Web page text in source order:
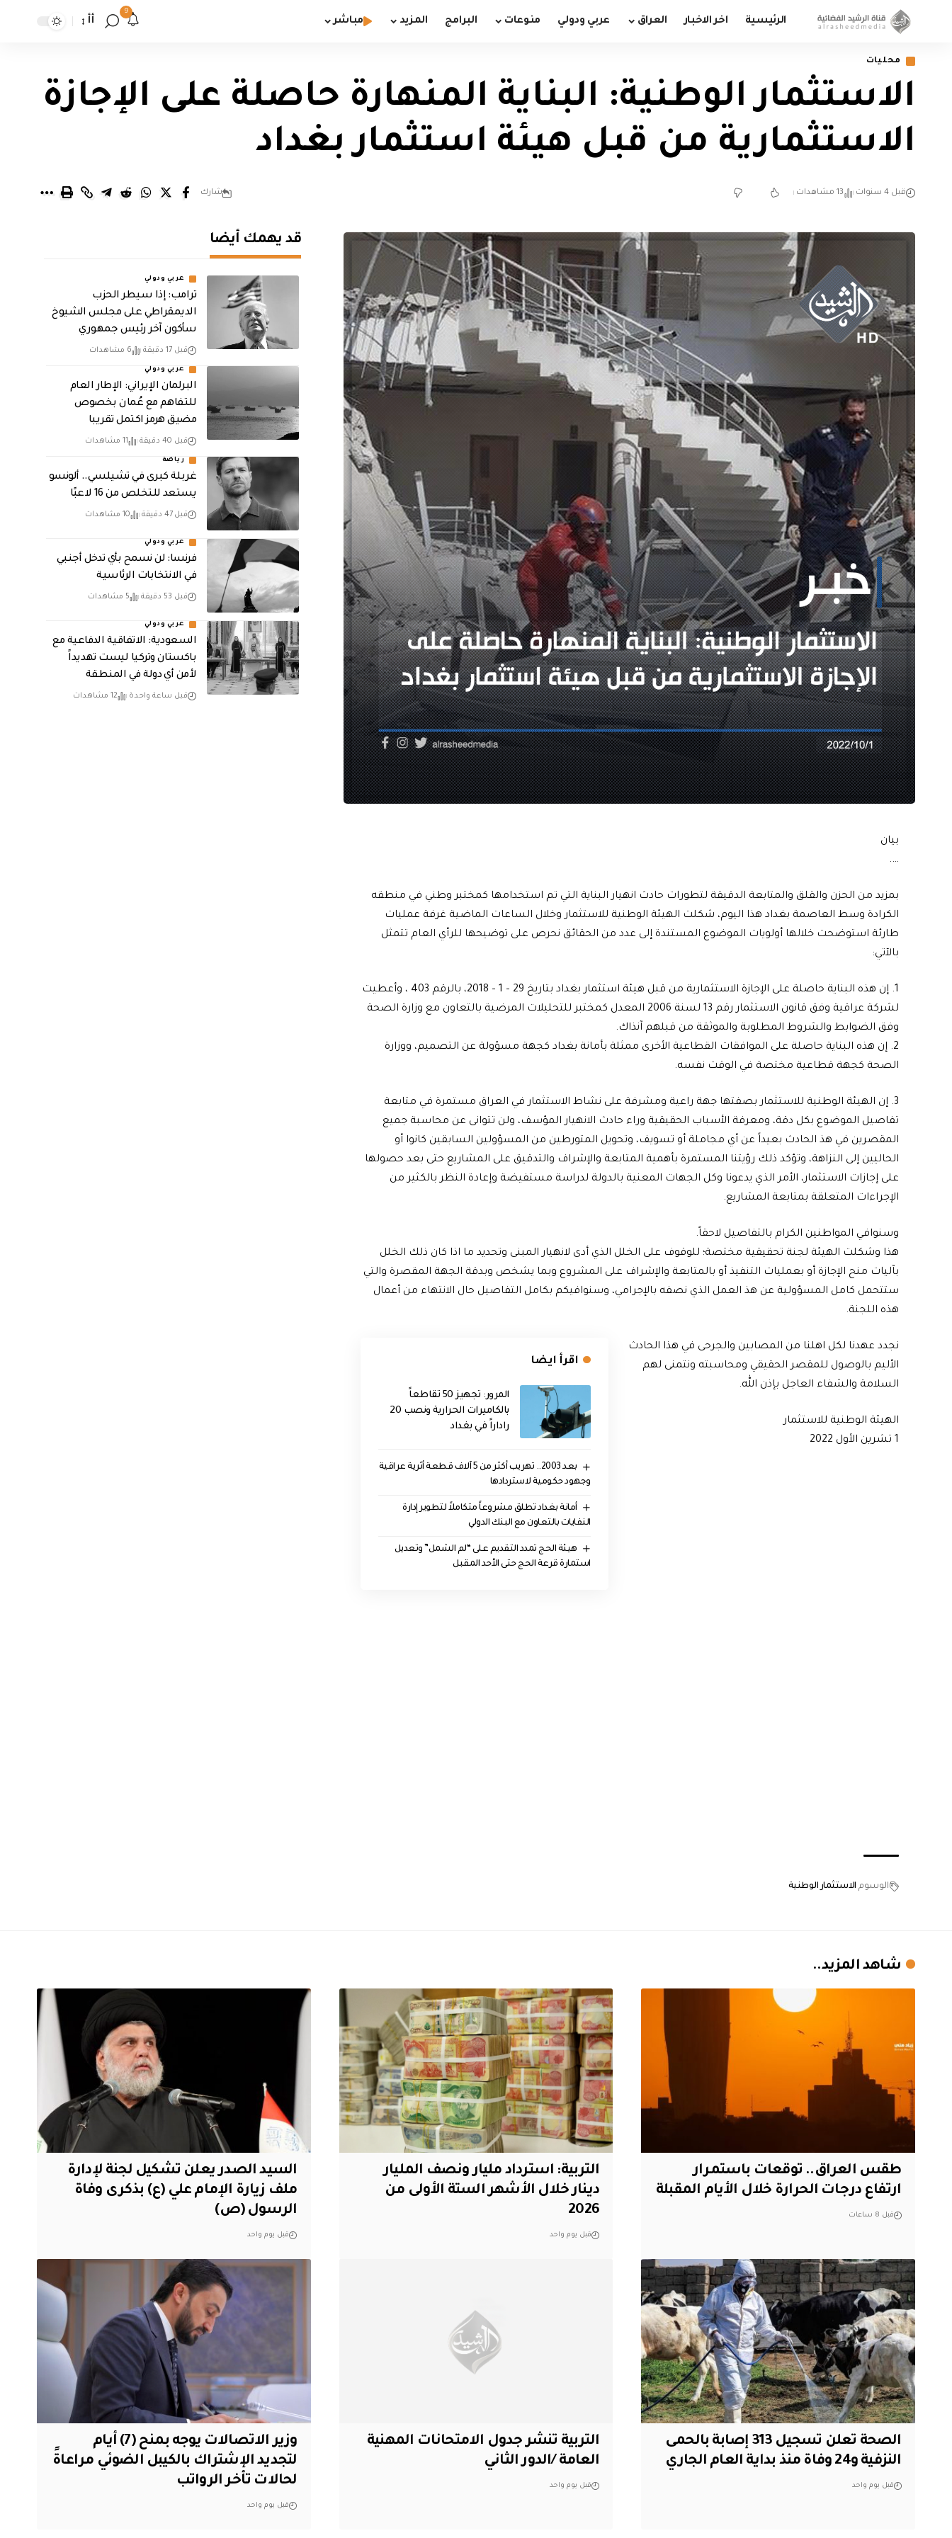
الرئيسية اخر الاخبار العراق عربي ودولي منوعات البرامج المزيد مباشر
9
أأ
محليات
الاستثمار الوطنية: البناية المنهارة حاصلة على الإجازة
الاستثمارية من قبل هيئة استثمار بغداد
قبل 4 سنوات 13 مشاهدات شارك
بيان
….
بمزيد من الحزن والقلق والمتابعة الدقيقة لتطورات حادث انهيار البناية التي تم استخدامها كمختبر وطني في منطقه
الكرادة وسط العاصمة بغداد هذا اليوم، شكلت الهيئة الوطنية للاستثمار وخلال الساعات الماضية غرفة عمليات
طارئة استوضحت خلالها أولويات الموضوع المستندة إلى عدد من الحقائق نحرص على توضيحها للرأي العام تتمثل
بالآتي:
1. إن هذه البناية حاصلة على الإجازة الاستثمارية من قبل هيئة استثمار بغداد بتاريخ 29 – 1 – 2018، بالرقم 403 ، وأعطيت
لشركة عراقية وفق قانون الاستثمار رقم 13 لسنة 2006 المعدل كمختبر للتحليلات المرضية بالتعاون مع وزارة الصحة
وفق الضوابط والشروط المطلوبة والموثقة من قبلهم آنذاك.
2. إن هذه البناية حاصلة على الموافقات القطاعية الأخرى ممثلة بأمانة بغداد كجهة مسؤولة عن التصميم، ووزارة
الصحة كجهة قطاعية مختصة في الوقت نفسه.
3. إن الهيئة الوطنية للاستثمار بصفتها جهة راعية ومشرفة على نشاط الاستثمار في العراق مستمرة في متابعة
تفاصيل الموضوع بكل دقة، ومعرفة الأسباب الحقيقية وراء حادث الانهيار المؤسف، ولن تتوانى عن محاسبة جميع
المقصرين في هذ الحادث بعيداً عن أي مجاملة أو تسويف، وتحويل المتورطين من المسؤولين السابقين كانوا أو
الحاليين إلى النزاهة، وتؤكد ذلك رؤيتنا المستمرة بأهمية المتابعة والإشراف والتدقيق على المشاريع حتى بعد حصولها
على إجازات الاستثمار، الأمر الذي يدعونا وكل الجهات المعنية بالدولة لدراسة مستفيضة وإعادة النظر بالكثير من
الإجراءات المتعلقة بمتابعة المشاريع.
وسنوافي المواطنين الكرام بالتفاصيل لاحقاً.
هذا وشكلت الهيئة لجنة تحقيقية مختصة؛ للوقوف على الخلل الذي أدى لانهيار المبنى وتحديد ما اذا كان ذلك الخلل
بآليات منح الإجازة أو بعمليات التنفيذ أو بالمتابعة والإشراف على المشروع وبما يشخص وبدقة الجهة المقصرة والتي
ستتحمل كامل المسؤولية عن هذ العمل الذي نصفه بالإجرامي، وسنوافيكم بكامل التفاصيل حال الانتهاء من أعمال
هذه اللجنة.
اقرأ ايضا
المرور: تجهيز 50 تقاطعاً
بالكاميرات الحرارية ونصب 20
راداراً في بغداد
بعد 2003.. تهريب أكثر من 5 آلاف قطعة أثرية عراقية
وجهود حكومية لاستردادها
أمانة بغداد تطلق مشروعاً متكاملاً لتطوير إدارة
النفايات بالتعاون مع البنك الدولي
هيئة الحج تمدد التقديم على “لم الشمل” وتعديل
استمارة قرعة الحج حتى الأحد المقبل
نجدد عهدنا لكل اهلنا من المصابين والجرحى في هذا الحادث
الأليم بالوصول للمقصر الحقيقي ومحاسبته ونتمنى لهم
السلامة والشفاء العاجل بإذن الله.
الهيئة الوطنية للاستثمار
1 تشرين الأول 2022
الوسوم الاستثمار الوطنية
قد يهمك أيضا
عربي ودولي
ترامب: إذا سيطر الحزب
الديمقراطي على مجلس الشيوخ
سأكون آخر رئيس جمهوري
قبل 17 دقيقة 6 مشاهدات
عربي ودولي
البرلمان الإيراني: الإطار العام
للتفاهم مع عُمان بخصوص
مضيق هرمز اكتمل تقريبا
قبل 40 دقيقة 11 مشاهدات
رياضة
غربلة كبرى في تشيلسي.. ألونسو
يستعد للتخلص من 16 لاعبًا
قبل 47 دقيقة 10 مشاهدات
عربي ودولي
فرنسا: لن نسمح بأي تدخل أجنبي
في الانتخابات الرئاسية
قبل 53 دقيقة 5 مشاهدات
عربي ودولي
السعودية: الاتفاقية الدفاعية مع
باكستان وتركيا ليست تهديداً
لأمن أي دولة في المنطقة
قبل ساعة واحدة 12 مشاهدات
شاهد المزيد..
طقس العراق.. توقعات باستمرار
ارتفاع درجات الحرارة خلال الأيام المقبلة
قبل 8 ساعات
التربية: استرداد مليار ونصف المليار
دينار خلال الأشهر الستة الأولى من
2026
قبل يوم واحد
السيد الصدر يعلن تشكيل لجنة لإدارة
ملف زيارة الإمام علي (ع) بذكرى وفاة
الرسول (ص)
قبل يوم واحد
الصحة تعلن تسجيل 313 إصابة بالحمى
النزفية و24 وفاة منذ بداية العام الجاري
قبل يوم واحد
التربية تنشر جدول الامتحانات المهنية
العامة /الدور الثاني
قبل يوم واحد
وزير الاتصالات يوجه بمنح (7) أيام
لتجديد الإشتراك بالكيبل الضوئي مراعاةً
لحالات تأخر الرواتب
قبل يوم واحد